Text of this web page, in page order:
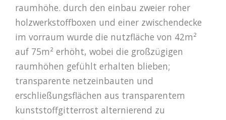
raumhöhe. durch den einbau zweier roher
holzwerkstoffboxen und einer zwischendecke
im vorraum wurde die nutzfläche von 42m²
auf 75m² erhöht, wobei die großzügigen
raumhöhen gefühlt erhalten blieben;
transparente netzeinbauten und
erschließungsflächen aus transparentem
kunststoffgitterrost alternierend zu